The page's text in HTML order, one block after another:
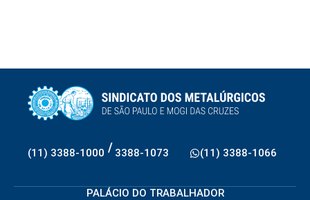
(11) 3388-1000 / 3388-1073 (11) 3388-1066
PALÁCIO DO TRABALHADOR